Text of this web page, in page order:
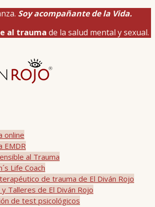
Soy acompañante de la Vida.
al trauma de la salud mental y sexual.
online
EMDR
al Trauma
Life Coach
de trauma de El Diván Rojo
Talleres de El Diván Rojo
de test psicológicos